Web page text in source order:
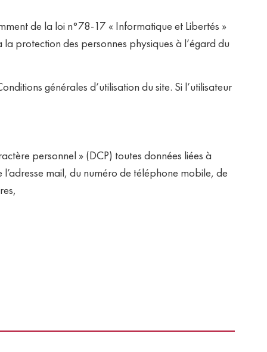
de la loi n°78-17 « Informatique et Libertés »
protection des personnes physiques à l’égard du
générales d’utilisation du site. Si l’utilisateur
personnel » (DCP) toutes données liées à
l’adresse mail, du numéro de téléphone mobile, de